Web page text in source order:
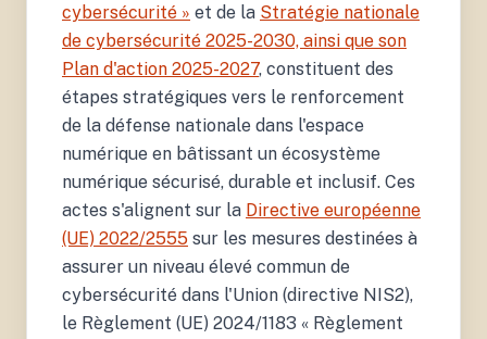
cybersécurité » et de la Stratégie nationale
de cybersécurité 2025-2030, ainsi que son
Plan d'action 2025-2027, constituent des
étapes stratégiques vers le renforcement
de la défense nationale dans l'espace
numérique en bâtissant un écosystème
numérique sécurisé, durable et inclusif. Ces
actes s'alignent sur la Directive européenne
(UE) 2022/2555 sur les mesures destinées à
assurer un niveau élevé commun de
cybersécurité dans l'Union (directive NIS2),
le Règlement (UE) 2024/1183 « Règlement